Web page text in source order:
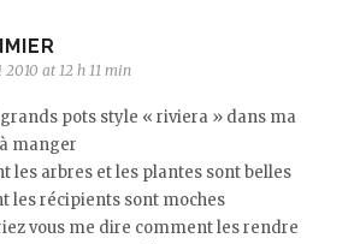
2010 at 12 h 11 min
grands pots style « riviera » dans ma
manger
les arbres et les plantes sont belles
les récipients sont moches
vous me dire comment les rendre